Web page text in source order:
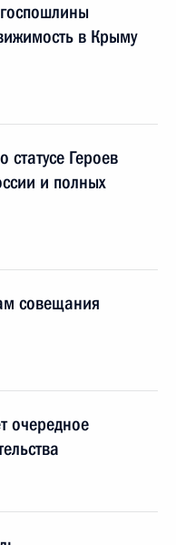
в Крыму
Героев
и полных
совещания
очередное